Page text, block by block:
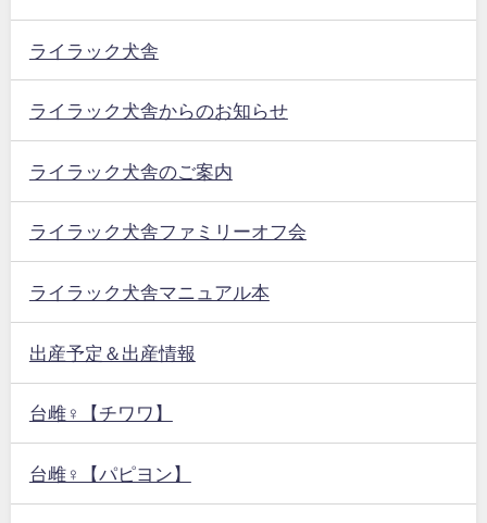
ライラック犬舎
ライラック犬舎からのお知らせ
ライラック犬舎のご案内
ライラック犬舎ファミリーオフ会
ライラック犬舎マニュアル本
出産予定＆出産情報
台雌♀【チワワ】
台雌♀【パピヨン】